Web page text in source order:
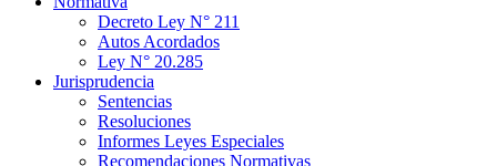
Decreto Ley N° 211
Autos Acordados
Ley N° 20.285
Jurisprudencia
Sentencias
Resoluciones
Informes Leyes Especiales
Recomendaciones Normativas